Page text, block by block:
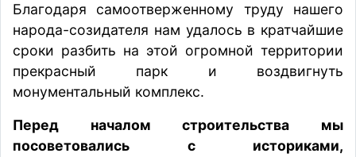
Благодаря самоотверженному труду нашего
народа-созидателя нам удалось в кратчайшие
сроки разбить на этой огромной территории
прекрасный парк и воздвигнуть
монументальный комплекс.
Перед началом строительства мы
посоветовались с историками,